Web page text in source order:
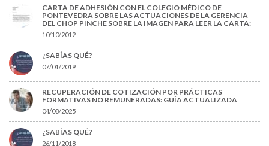
CARTA DE ADHESIÓN CON EL COLEGIO MÉDICO DE
PONTEVEDRA SOBRE LAS ACTUACIONES DE LA GERENCIA
DEL CHOP PINCHE SOBRE LA IMAGEN PARA LEER LA CARTA:
10/10/2012
¿SABÍAS QUÉ?
07/01/2019
RECUPERACIÓN DE COTIZACIÓN POR PRÁCTICAS
FORMATIVAS NO REMUNERADAS: GUÍA ACTUALIZADA
04/08/2025
¿SABÍAS QUÉ?
26/11/2018